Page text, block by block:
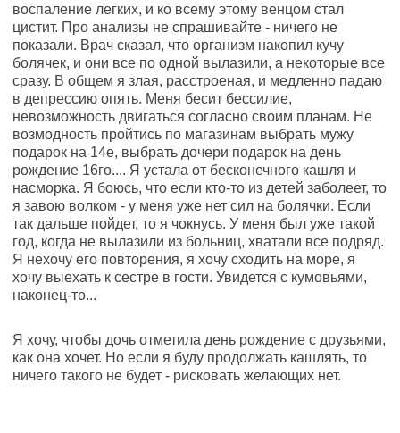
воспаление легких, и ко всему этому венцом стал
цистит. Про анализы не спрашивайте - ничего не
показали. Врач сказал, что организм накопил кучу
болячек, и они все по одной вылазили, а некоторые все
сразу. В общем я злая, расстроеная, и медленно падаю
в депрессию опять. Меня бесит бессилие,
невозможность двигаться согласно своим планам. Не
возмодность пройтись по магазинам выбрать мужу
подарок на 14е, выбрать дочери подарок на день
рождение 16го.... Я устала от бесконечного кашля и
насморка. Я боюсь, что если кто-то из детей заболеет, то
я завою волком - у меня уже нет сил на болячки. Если
так дальше пойдет, то я чокнусь. У меня был уже такой
год, когда не вылазили из больниц, хватали все подряд.
Я нехочу его повторения, я хочу сходить на море, я
хочу выехать к сестре в гости. Увидется с кумовьями,
наконец-то...
Я хочу, чтобы дочь отметила день рождение с друзьями,
как она хочет. Но если я буду продолжать кашлять, то
ничего такого не будет - рисковать желающих нет.